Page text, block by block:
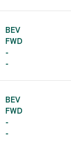
BEV
FWD
-
-
BEV
FWD
-
-